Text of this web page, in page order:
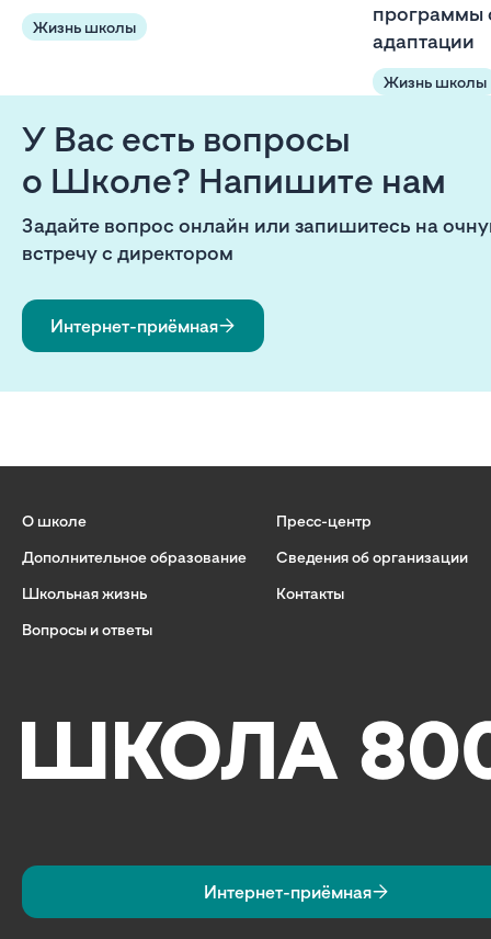
Жизнь школы
программы
адаптации
Жизнь школы
У Вас есть вопросы
о Школе? Напишите нам
Задайте вопрос онлайн или запишитесь на
встречу с директором
Интернет-приёмная
О школе
Дополнительное образование
Школьная жизнь
Вопросы и ответы
Пресс-центр
Сведения об организации
Контакты
Интернет-приёмная